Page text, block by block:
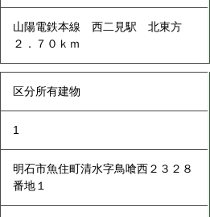
山陽電鉄本線 西二見駅 北東方
２．７０ｋｍ
区分所有建物
1
明石市魚住町清水字鳥喰西２３２８
番地１